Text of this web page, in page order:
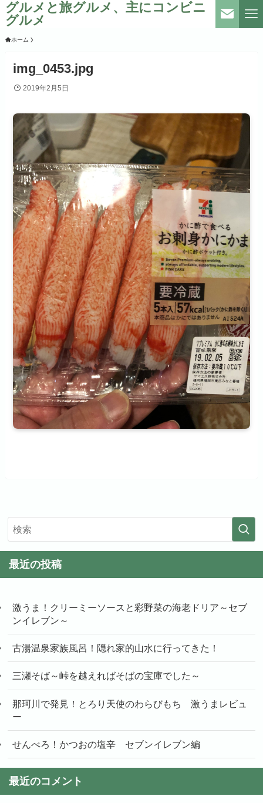
グルメと旅グルメ、主にコンビニ
グルメ
ホーム
img_0453.jpg
2019年2月5日
最近の投稿
激うま！クリーミーソースと彩野菜の海老ドリア～セブ
ンイレブン～
古湯温泉家族風呂！隠れ家的山水に行ってきた！
三瀬そば～峠を越えればそばの宝庫でした～
那珂川で発見！とろり天使のわらびもち 激うまレビュ
ー
せんべろ！かつおの塩辛 セブンイレブン編
最近のコメント